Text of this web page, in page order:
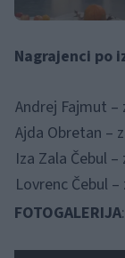
Nagrajenci po
Andrej Fajmut –
Ajda Obretan –
Iza Zala Čebul
Lovrenc Čebul
FOTOGALERIJA: